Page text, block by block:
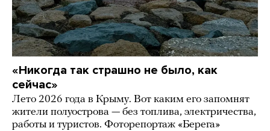
«Никогда так страшно не было, как
сейчас»
Лето 2026 года в Крыму. Вот каким его запомнят
жители полуострова — без топлива, электричества,
работы и туристов. Фоторепортаж «Берега»